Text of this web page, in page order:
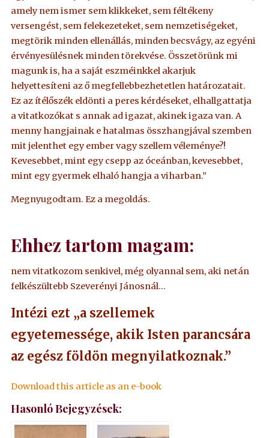
amely nem ismer sem klikkeket, sem féltékeny
versengést, sem felekezeteket, sem nemzetiségeket,
megtörik minden ellenállás, minden becsvágy, az egyéni
érvényesülésnek minden törekvése. Összetörünk mi
magunk is, ha a saját eszméinkkel akarjuk
helyettesíteni az ő megfellebbezhetetlen határozatait.
Ez az ítélőszék eldönti a peres kérdéseket, elhallgattatja
a vitatkozókat s annak ad igazat, akinek igaza van. A
menny hangjainak e hatalmas összhangjával szemben
mit jelenthet egy ember vagy szellem véleménye?!
Kevesebbet, mint egy csepp az óceánban, kevesebbet,
mint egy gyermek elhaló hangja a viharban.”
Megnyugodtam. Ez a megoldás.
Ehhez tartom magam:
nem vitatkozom senkivel, még olyannal sem, aki netán
felkészültebb Szeverényi Jánosnál…
Intézi ezt „a szellemek
egyetemessége, akik Isten parancsára
az egész földön megnyilatkoznak.”
Download this article as an e-book
Hasonló Bejegyzések: